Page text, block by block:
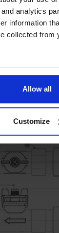
analytics
information
collected from
Allow all
Customize
M12 x 1